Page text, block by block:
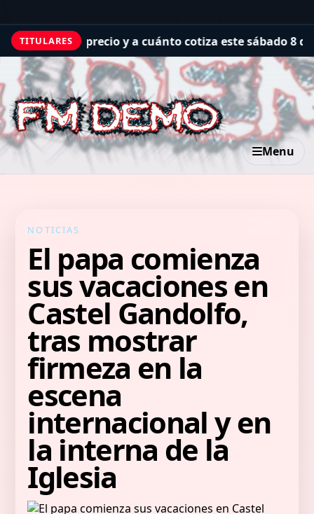
TITULARES
y a cuánto cotiza este sábado 8 de agosto de 2026
Menu
NOTICIAS
El papa comienza
sus vacaciones en
Castel Gandolfo,
tras mostrar
firmeza en la
escena
internacional y en
la interna de la
Iglesia